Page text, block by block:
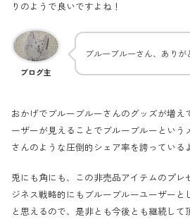
りのようで良いですよね！
ブログ主
ブルーブルーさん、ありが
おかげでブルーブルーさんのグッズが増え
ーザーが見えることでブルーブルーという
さんのような圧倒的シェア率を誇っている
兎にも角にも、この非売品アイテムのプレ
ジネス戦略的にもブルーブルーユーザー
と思えるので、是非とも今後とも継続して